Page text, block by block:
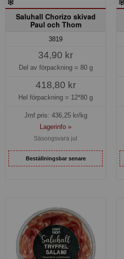
Saluhall Chorizo skivad
Paul och Thom
3819
34,90 kr
Del av förpackning = 80 g
418,80 kr
Hel förpackning = 12*80 g
Jmf.pris: 436,25kr/kg
Lagerinfo »
Säsongsvara jul
Beställningsbar senare